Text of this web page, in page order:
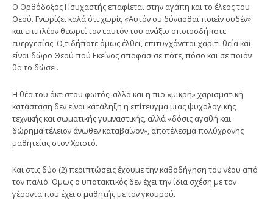
Ο Ορθόδοξος Ησυχαστής επαφίεται στην αγάπη και το έλεος του
Θεού. Γνωρίζει καλά ότι χωρίς «Αυτόν ου δύνασθαι ποιείν ουδέν»
και επιπλέον θεωρεί τον εαυτόν του ανάξιο οποιοσδήποτε
ευεργεσίας. Ο,τιδήποτε όμως έλθει, επιτυγχάνεται χάριτι θεία και
είναι δώρο Θεού πού Εκείνος αποφάσισε πότε, πόσο και σε ποιόν
θα το δώσει.
Η θέα του άκτιστου φωτός, αλλά και η πιο «μικρή» χαρισματική
κατάσταση δεν είναι κατάληξη η επίτευγμα μιας ψυχολογικής
τεχνικής και σωματικής γυμναστικής, αλλά «δόσις αγαθή και
δώρημα τέλειον άνωθεν καταβαίνον», αποτέλεσμα πολύχρονης
μαθητείας στον Χριστό.
Και στις δύο (2) περιπτώσεις έχουμε την καθοδήγηση του νέου από
τον παλιό. Όμως ο υποτακτικός δεν έχει την ίδια σχέση με τον
γέροντα που έχει ο μαθητής με τον γκουρού.